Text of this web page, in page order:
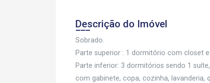
Descrição do Imóvel
Sobrado.
Parte superior : 1 dormitório com closet
Parte inferior: 3 dormitórios sendo 1
com gabinete, copa, cozinha, lavanderia,